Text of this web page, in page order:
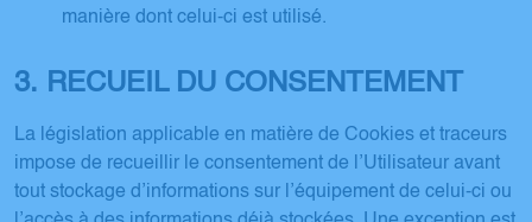
manière dont celui-ci est utilisé.
3. RECUEIL DU CONSENTEMENT
La législation applicable en matière de Cookies et traceurs
impose de recueillir le consentement de l’Utilisateur avant
tout stockage d’informations sur l’équipement de celui-ci ou